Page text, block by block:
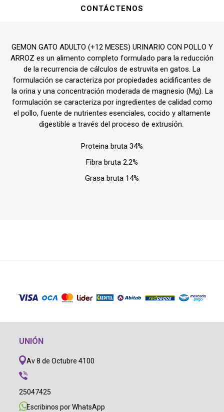
CONTÁCTENOS
GEMON GATO ADULTO (+12 MESES) URINARIO CON POLLO Y
ARROZ es un alimento completo formulado para la reducción
de la recurrencia de cálculos de estruvita en gatos. La
formulación se caracteriza por propiedades acidificantes de
la orina y una concentración moderada de magnesio (Mg). La
formulación se caracteriza por ingredientes de calidad como
el pollo, fuente de nutrientes esenciales, cocido y altamente
digestible a través del proceso de extrusión.
Proteina bruta 34%
Fibra bruta 2.2%
Grasa bruta 14%
UNIÓN
Av 8 de Octubre 4100
25047425
Escribinos por WhatsApp